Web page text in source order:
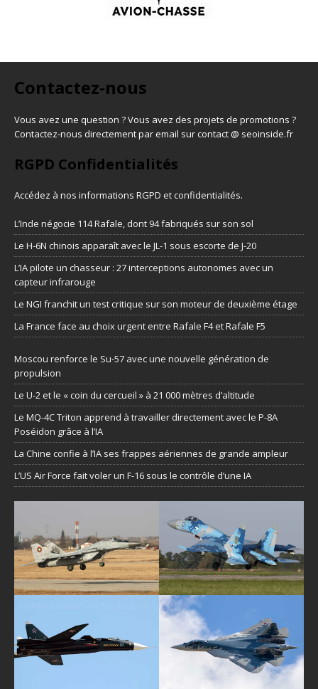
Contactez-nous
Vous avez une question ? Vous avez des projets de promotions ?
Contactez-nous directement par email sur contact @ seoinside.fr
RGPD Confidentialités
Accédez à nos informations RGPD et confidentialités.
L’Inde négocie 114 Rafale, dont 94 fabriqués sur son sol
Le H-6N chinois apparaît avec le JL-1 sous escorte de J-20
L’IA pilote un chasseur : 27 interceptions autonomes avec un
capteur infrarouge
Le NGI franchit un test critique sur son moteur de deuxième étage
La France face au choix urgent entre Rafale F4 et Rafale F5
Moscou renforce le Su-57 avec une nouvelle génération de
propulsion
Le U-2 et le « coin du cercueil » à 21 000 mètres d’altitude
Le MQ-4C Triton apprend à travailler directement avec le P-8A
Poséidon grâce à l’IA
La Chine confie à l’IA ses frappes aériennes de grande ampleur
L’US Air Force fait voler un F-16 sous le contrôle d’une IA